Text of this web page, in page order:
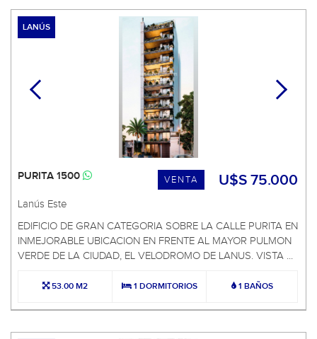
LANÚS
U$S 75.000
VENTA
PURITA 1500
Lanús Este
EDIFICIO DE GRAN CATEGORIA SOBRE LA CALLE PURITA EN
INMEJORABLE UBICACION EN FRENTE AL MAYOR PULMON
VERDE DE LA CIUDAD, EL VELODROMO DE LANUS. VISTA ...
53.00 M2 1 DORMITORIOS 1 BAÑOS